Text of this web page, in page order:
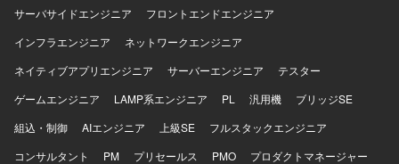
サーバサイドエンジニア
フロントエンドエンジニア
インフラエンジニア
ネットワークエンジニア
ネイティブアプリエンジニア
サーバーエンジニア
テスター
ゲームエンジニア
LAMP系エンジニア PL 汎用機
ブリッジSE
組込・制御
AIエンジニア 上級SE
フルスタックエンジニア
コンサルタント
PM プリセールス PMO
プロダクトマネージャー